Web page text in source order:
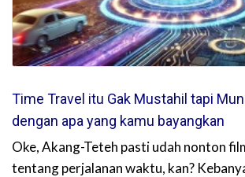
Time Travel itu Gak Mustahil tapi
dengan apa yang kamu bayangkan
Oke, Akang-Teteh pasti udah nonton
tentang perjalanan waktu, kan?